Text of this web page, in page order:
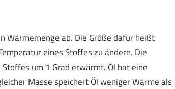
Wärmemenge ab. Die Größe dafür heißt
eines Stoffes zu ändern. Die
um 1 Grad erwärmt. Öl hat eine
Masse speichert Öl weniger Wärme als